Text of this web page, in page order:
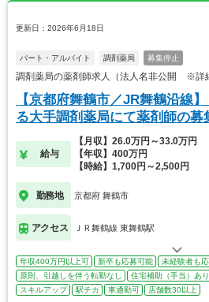
更新日：2026年6月18日
パート・アルバイト 調剤薬局 募集停止
調剤薬局の薬剤師求人（法人名非公開 ※詳
【京都府舞鶴市／JR舞鶴沿線
る大手調剤薬局にて薬剤師の募
給与
【月収】26.0万円～33.0万円
【年収】400万円
【時給】1,700円～2,500円
勤務地 京都府 舞鶴市
アクセス ＪＲ舞鶴線 東舞鶴駅
年収400万円以上可 新卒も応募可能
未経験者も
原則、引越しを伴う転勤なし
住宅補助（手当）あり
スキルアップ
駅チカ 車通勤可 店舗数30以上